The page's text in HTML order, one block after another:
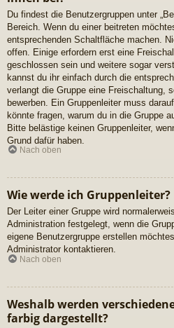
Du findest die Benutzergruppen unter
Bereich. Wenn du einer beitreten
entsprechenden Schaltfläche machen.
offen. Einige erfordern erst eine
geschlossen sein und weitere sogar
kannst du ihr einfach durch die
verlangt die Gruppe eine Freischaltung,
bewerben. Ein Gruppenleiter muss
könnte fragen, warum du in die Gruppe
Bitte belästige keinen Gruppenleiter,
Grund dafür haben.
Nach oben
Wie werde ich Gruppenleiter?
Der Leiter einer Gruppe wird
Administration festgelegt, wenn die
eigene Benutzergruppe erstellen
Administrator kontaktieren.
Nach oben
Weshalb werden
farbig dargestellt?